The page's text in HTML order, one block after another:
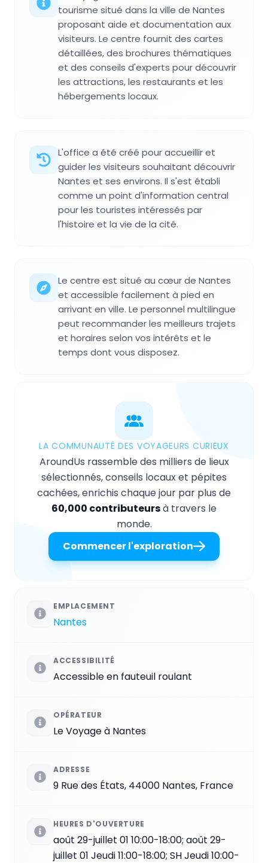
tourisme situé dans la ville de Nantes
proposant aide et documentation aux
visiteurs. Le centre fournit des cartes
détaillées, des brochures thématiques
et des conseils d'experts pour découvrir
les attractions, les restaurants et les
hébergements locaux.
L'office a été créé pour accueillir et
guider les visiteurs souhaitant découvrir
Nantes et ses environs. Il s'est établi
comme un point d'information central
pour les touristes intéressés par
l'histoire et la vie de la cité.
Le centre est situé au cœur de Nantes
et accessible facilement à pied en
arrivant en ville. Le personnel multilingue
peut recommander les meilleurs trajets
et horaires selon vos intérêts et le
temps dont vous disposez.
LA COMMUNAUTÉ DES VOYAGEURS CURIEUX
AroundUs rassemble des milliers de lieux
sélectionnés, conseils locaux et pépites
cachées, enrichis chaque jour par plus de
60,000 contributeursà travers le
monde.
Commencer l'exploration
EMPLACEMENT
Nantes
ACCESSIBILITÉ
Accessible en fauteuil roulant
OPÉRATEUR
Le Voyage à Nantes
ADRESSE
9 Rue des États, 44000 Nantes, France
HEURES D'OUVERTURE
août 29-juillet 01 10:00-18:00; août 29-
juillet 01 Jeudi 11:00-18:00; SH Jeudi 10:00-